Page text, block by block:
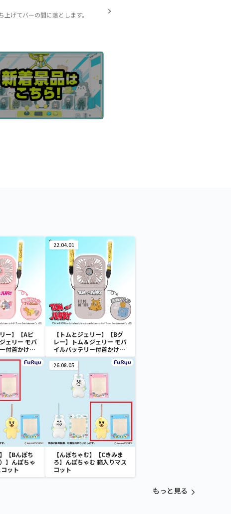
げてバーの間に落とします。
ー】【Aピ
ェリー モバ
付首かけフ
22.04.01
【トムとジェリー】【Bグ
レー】トム＆ジェリー モバ
イルバッテリー付首かけフ
ァン
【Bんぽち
】んぽちゃ
ット
26.08.05
【んぽちゃむ】【Cきみま
ろ】んぽちゃむ 箱入りマス
コット
もっと見る